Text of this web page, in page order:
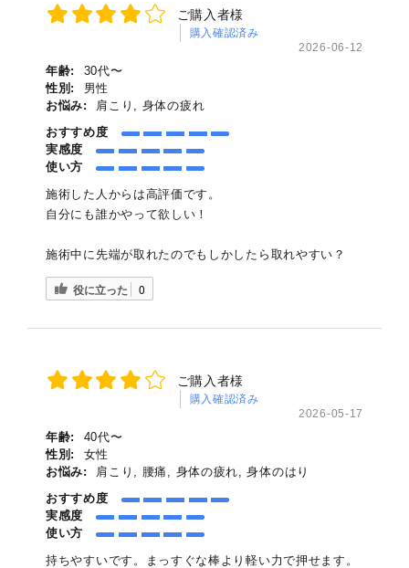
ご購入者様
購入確認済み
2026-06-12
年齢:
30代〜
性別:
男性
お悩み:
肩こり, 身体の疲れ
おすすめ度
実感度
使い方
施術した人からは高評価です。
自分にも誰かやって欲しい！
施術中に先端が取れたのでもしかしたら取れやすい？
役に立った 0
ご購入者様
購入確認済み
2026-05-17
年齢:
40代〜
性別:
女性
お悩み:
肩こり, 腰痛, 身体の疲れ, 身体のはり
おすすめ度
実感度
使い方
持ちやすいです。まっすぐな棒より軽い力で押せます。